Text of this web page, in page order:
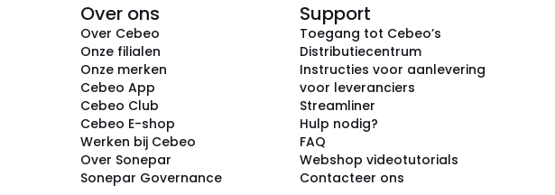
Over ons
Over Cebeo
Onze filialen
Onze merken
Cebeo App
Cebeo Club
Cebeo E-shop
Werken bij Cebeo
Over Sonepar
Sonepar Governance
Support
Toegang tot Cebeo’s
Distributiecentrum
Instructies voor aanlevering
voor leveranciers
Streamliner
Hulp nodig?
FAQ
Webshop videotutorials
Contacteer ons